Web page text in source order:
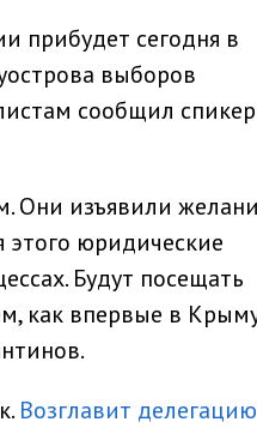
прибудет сегодня в
выборов
сообщил спикер
Они изъявили
этого юридические
Будут посещать
как впервые в
Возглавит делегацию